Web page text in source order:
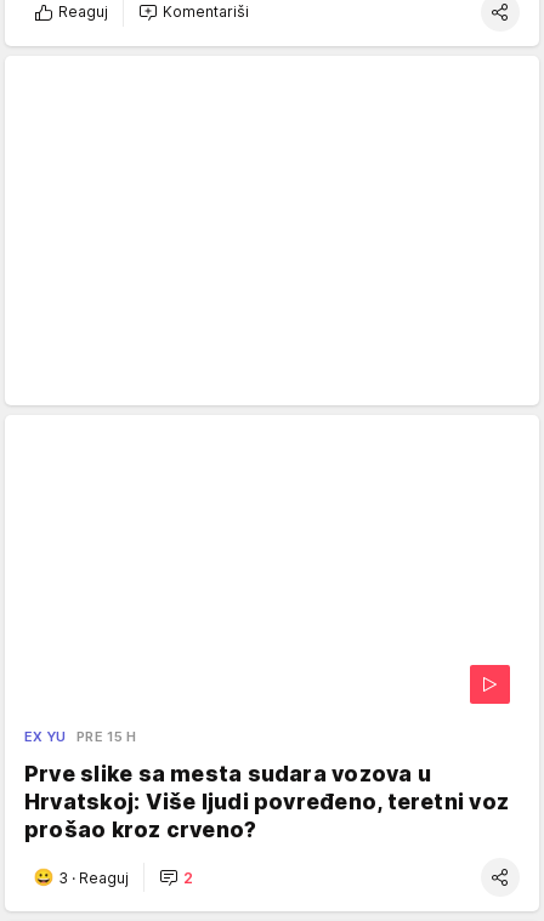
Reaguj Komentariši
EX YU PRE 15 H
Prve slike sa mesta sudara vozova u
Hrvatskoj: Više ljudi povređeno, teretni voz
prošao kroz crveno?
3 · Reaguj 2